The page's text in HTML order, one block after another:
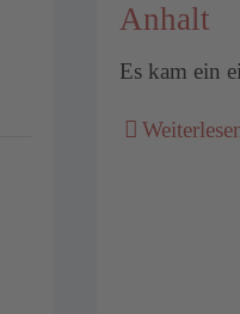
Anhalt
Es kam ein